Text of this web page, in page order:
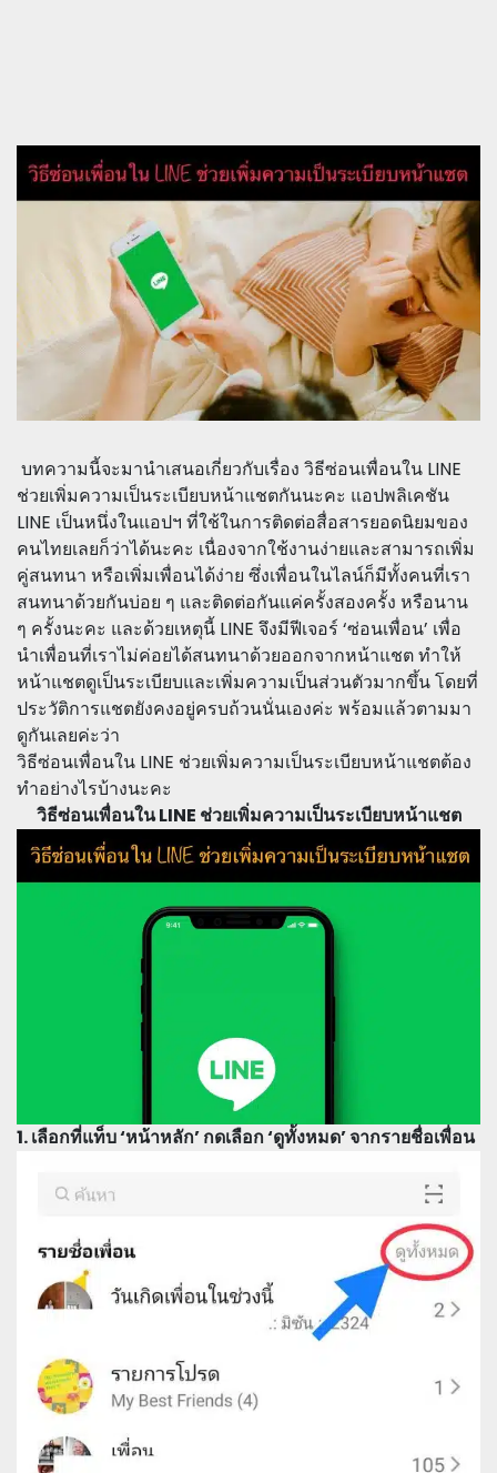
บทความนี้จะมานำเสนอเกี่ยวกับเรื่อง วิธีซ่อนเพื่อนใน LINE
ช่วยเพิ่มความเป็นระเบียบหน้าแชตกันนะคะ แอปพลิเคชัน
LINE เป็นหนึ่งในแอปฯ ที่ใช้ในการติดต่อสื่อสารยอดนิยมของ
คนไทยเลยก็ว่าได้นะคะ เนื่องจากใช้งานง่ายและสามารถเพิ่ม
คู่สนทนา หรือเพิ่มเพื่อนได้ง่าย ซึ่งเพื่อนในไลน์ก็มีทั้งคนที่เรา
สนทนาด้วยกันบ่อย ๆ และติดต่อกันแค่ครั้งสองครั้ง หรือนาน
ๆ ครั้งนะคะ และด้วยเหตุนี้ LINE จึงมีฟีเจอร์ ‘ซ่อนเพื่อน’ เพื่อ
นำเพื่อนที่เราไม่ค่อยได้สนทนาด้วยออกจากหน้าแชต ทำให้
หน้าแชตดูเป็นระเบียบและเพิ่มความเป็นส่วนตัวมากขึ้น โดยที่
ประวัติการแชตยังคงอยู่ครบถ้วนนั่นเองค่ะ พร้อมแล้วตามมา
ดูกันเลยค่ะว่า
วิธีซ่อนเพื่อนใน LINE ช่วยเพิ่มความเป็นระเบียบหน้าแชตต้อง
ทำอย่างไรบ้างนะคะ
วิธีซ่อนเพื่อนใน LINE ช่วยเพิ่มความเป็นระเบียบหน้าแชต
1. เลือกที่แท็บ ‘หน้าหลัก’ กดเลือก ‘ดูทั้งหมด’ จากรายชื่อเพื่อน